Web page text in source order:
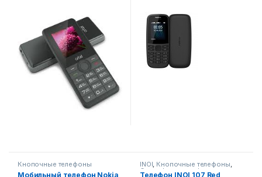
Кнопочные телефоны
Мобильный телефон Nokia
INOI, Кнопочные телефоны,
Смартфоны,телефоны,
Телефон INOI 107 Red